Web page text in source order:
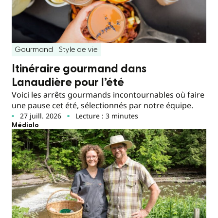
Gourmand Style de vie
Itinéraire gourmand dans
Lanaudière pour l’été
Voici les arrêts gourmands incontournables où faire
une pause cet été, sélectionnés par notre équipe.
27 juill. 2026 Lecture : 3 minutes
Médialo